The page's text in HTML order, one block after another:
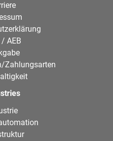
/ AEB
Zahlungsarten